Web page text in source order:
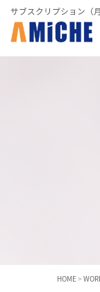
サブスクリプション（
HOME>